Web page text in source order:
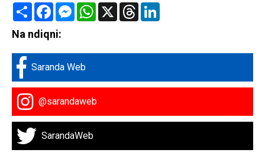
Share FacebookMessenger
WhatsApp
X Threads
Na ndiqni:
Saranda Web
@sarandaweb
SarandaWeb